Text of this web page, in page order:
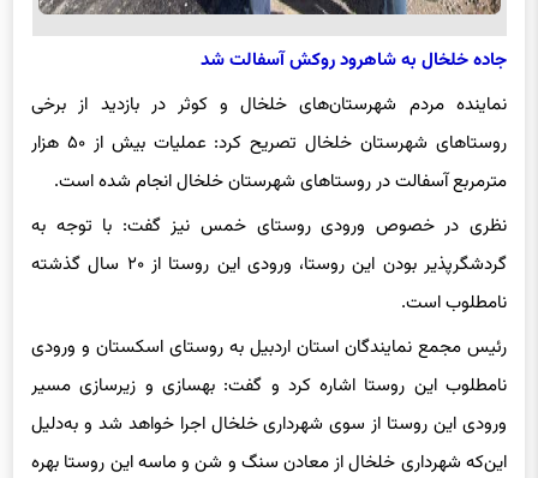
جاده خلخال به شاهرود روکش آسفالت شد
نماینده مردم شهرستان‌های خلخال و کوثر در بازدید از برخی
روستاهای شهرستان خلخال تصریح کرد: عملیات بیش از ۵۰ هزار
مترمربع آسفالت در روستاهای شهرستان خلخال انجام شده است.
نظری در خصوص ورودی روستای خمس نیز گفت: با توجه به
گردشگرپذیر بودن این روستا، ورودی این روستا از ۲۰ سال گذشته
نامطلوب است.
رئیس مجمع نمایندگان استان اردبیل به روستای اسکستان و ورودی
نامطلوب این روستا اشاره کرد و گفت: بهسازی و زیرسازی مسیر
ورودی این روستا از سوی شهرداری خلخال اجرا خواهد شد و به‌دلیل
این‌که شهرداری خلخال از معادن سنگ و شن و ماسه این روستا بهره